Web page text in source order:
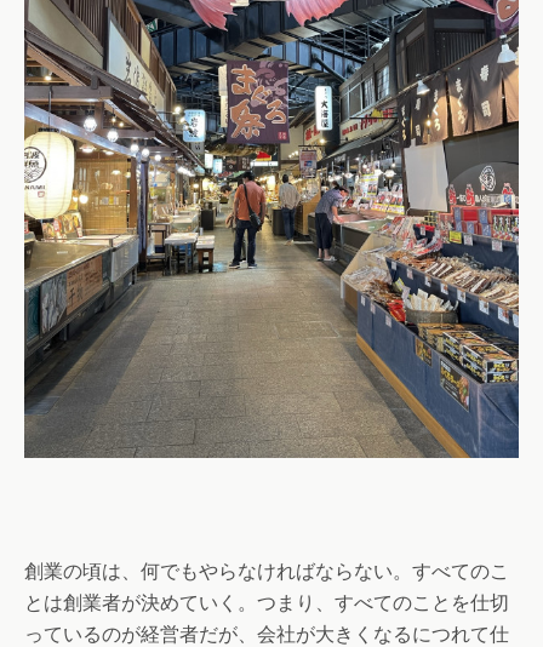
創業の頃は、何でもやらなければならない。すべてのこ
とは創業者が決めていく。つまり、すべてのことを仕切
っているのが経営者だが、会社が大きくなるにつれて仕